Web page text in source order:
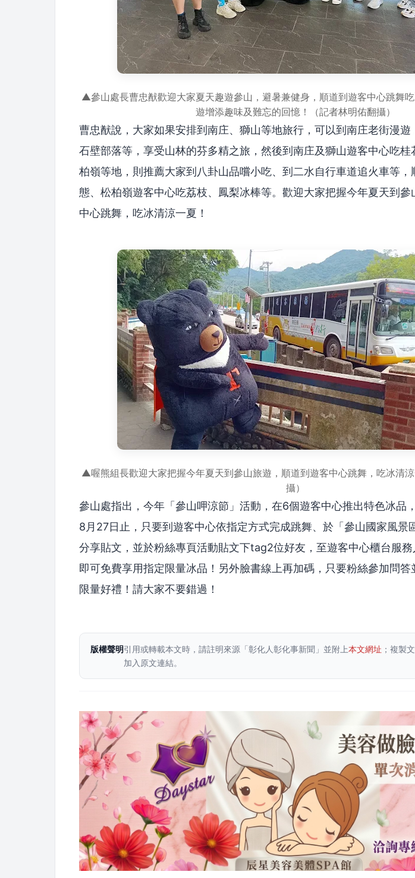
▲參山處長曹忠猷歡迎大家夏天趣遊參山，避暑兼健身，順道到遊客中心跳舞
遊增添趣味及難忘的回憶！（記者林明佑翻攝）
曹忠猷說，大家如果安排到南庄、獅山等地旅行，可以到南庄老街漫遊
石壁部落等，享受山林的芬多精之旅，然後到南庄及獅山遊客中心吃桂
柏嶺等地，則推薦大家到八卦山品嚐小吃、到二水自行車道追火車等，
態、松柏嶺遊客中心吃荔枝、鳳梨冰棒等。歡迎大家把握今年夏天到參
中心跳舞，吃冰清涼一夏！
▲喔熊組長歡迎大家把握今年夏天到參山旅遊，順道到遊客中心跳舞，吃冰清
攝）
參山處指出，今年「參山呷涼節」活動，在6個遊客中心推出特色冰品
8月27日止，只要到遊客中心依指定方式完成跳舞、於「參山國家風景
分享貼文，並於粉絲專頁活動貼文下tag2位好友，至遊客中心櫃台服務
即可免費享用指定限量冰品！另外臉書線上再加碼，只要粉絲參加問答
限量好禮！請大家不要錯過！
版權聲明引用或轉載本文時，請註明來源「彰化人彰化事新聞」並附上本文網址 ；複製
加入原文連結。